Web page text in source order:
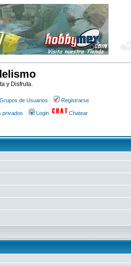
y Disfruta.
Grupos de Usuarios Registrarse
privados Login Chatear